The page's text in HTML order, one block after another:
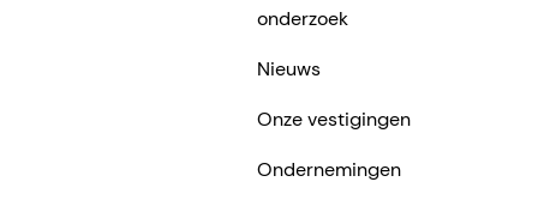
onderzoek
Nieuws
Onze vestigingen
Ondernemingen